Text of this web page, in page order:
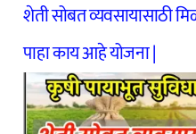
शेती सोबत व्यवसायासाठी
पाहा काय आहे योजना |